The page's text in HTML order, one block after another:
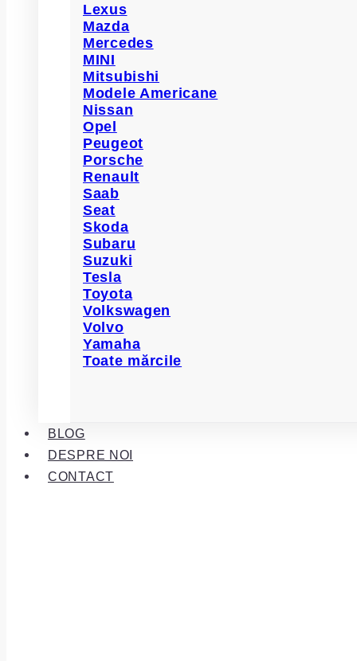
Lexus
Mazda
Mercedes
MINI
Mitsubishi
Modele Americane
Nissan
Opel
Peugeot
Porsche
Renault
Saab
Seat
Skoda
Subaru
Suzuki
Tesla
Toyota
Volkswagen
Volvo
Yamaha
Toate mărcile
BLOG
DESPRE NOI
CONTACT